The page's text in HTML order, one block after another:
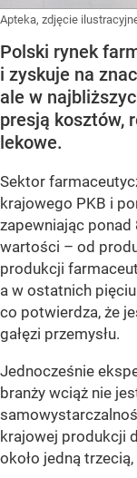
Apteka, zdjęcie
Polski rynek
i zyskuje na
ale w
presją kosztów,
lekowe.
Sektor
krajowego PKB i
zapewniając ponad
wartości – od
produkcji
a w ostatnich
co potwierdza, że
gałęzi przemysłu.
Jednocześnie
branży wciąż nie
krajowej produkcji
około jedną trzecią,